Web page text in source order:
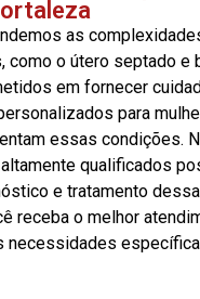
as
como o útero septado e
em fornecer
para
essas condições.
qualificados
e tratamento
receba o melhor
necessidades